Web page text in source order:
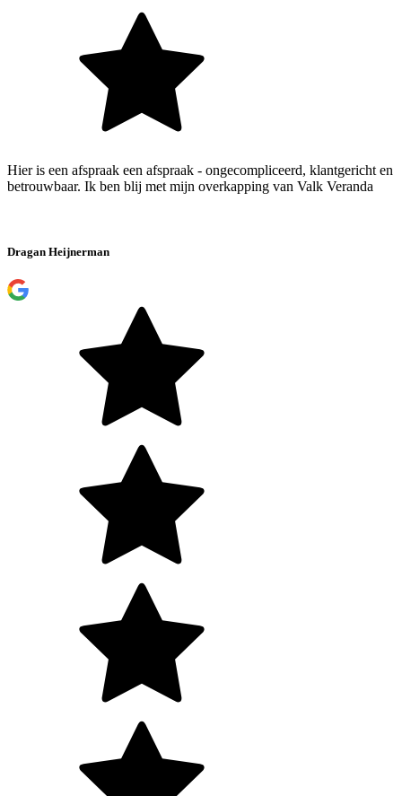
Hier is een afspraak een afspraak - ongecompliceerd, klantgericht en
betrouwbaar. Ik ben blij met mijn overkapping van Valk Veranda
Dragan Heijnerman